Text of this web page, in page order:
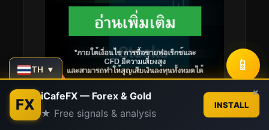
TH ▼ 📱
FX iCafeFX — Forex & Gold
★ Free signals & analysis
INSTALL
×
Contact us
Open